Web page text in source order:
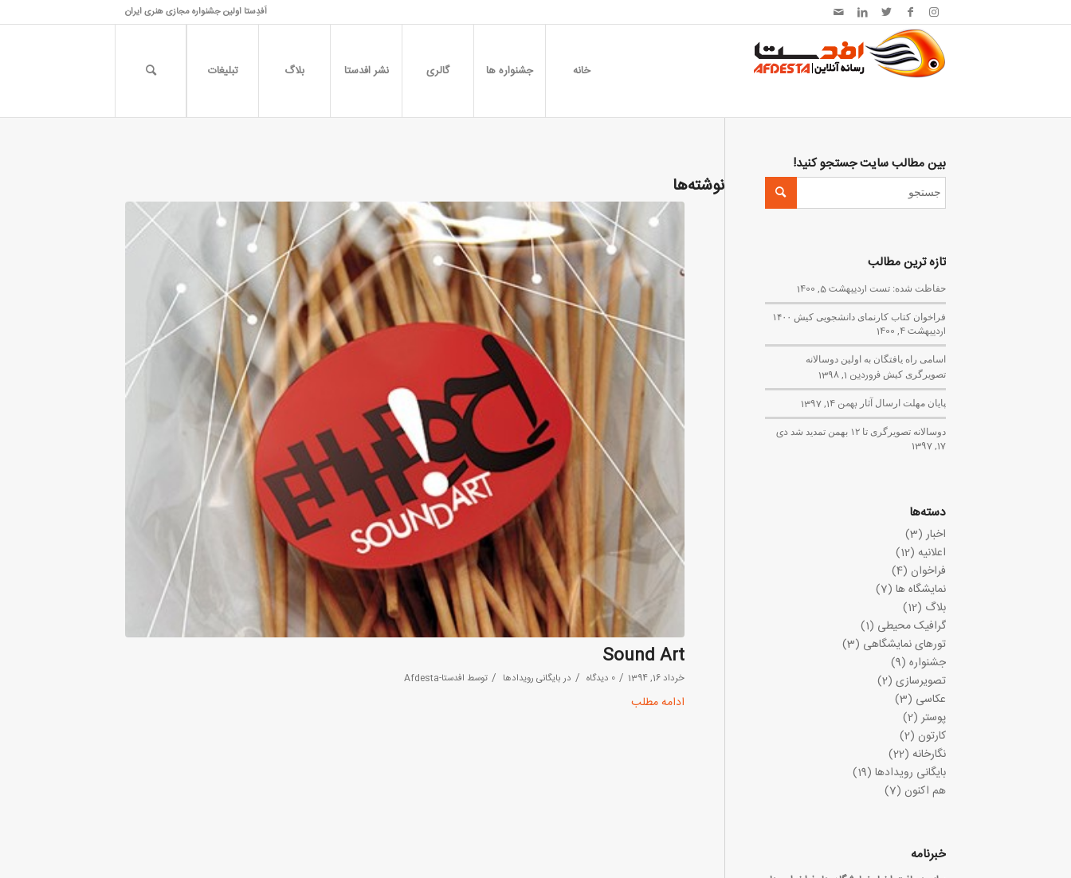
اَفدِستا اولین جشنواره مجازی هنری ایران
خانه جشنواره ها گالری نشر افدستا بلاگ تبلیغات
نوشته‌ها
Sound Art
خرداد 16, 1394 / 0 دیدگاه / دربایگانی رویدادها / توسط افدستا-Afdesta
ادامه مطلب
بین مطالب سایت جستجو کنید!
تازه ترین مطالب
حفاظت شده: تست اردیبهشت 5, 1400
فراخوان کتاب کارنمای دانشجویی کیش ۱۴۰۰
اردیبهشت 4, 1400
اسامی راه یافتگان به اولین دوسالانه
تصویرگری کیش فروردین 1, 1398
پایان مهلت ارسال آثار بهمن 14, 1397
دوسالانه تصویرگری تا ۱۲ بهمن تمدید شد
دی
17, 1397
دسته‌ها
اخبار(3)
اعلانیه (12)
فراخوان (4)
نمایشگاه ها (7)
بلاگ (12)
گرافیک محیطی (1)
تورهای نمایشگاهی (3)
جشنواره (9)
تصویرسازی (2)
عکاسی (3)
پوستر(2)
کارتون (2)
نگارخانه (22)
بایگانی رویدادها (19)
هم اکنون (7)
خبرنامه